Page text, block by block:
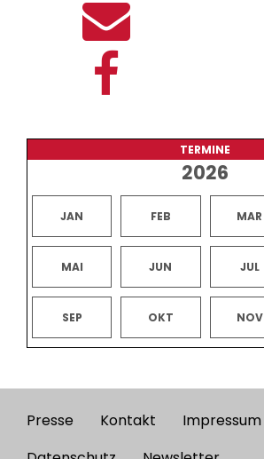
TERMINE
2026
JAN FEB MAR
MAI JUN JUL
SEP OKT NOV
Footer
Presse Kontakt
Impressum